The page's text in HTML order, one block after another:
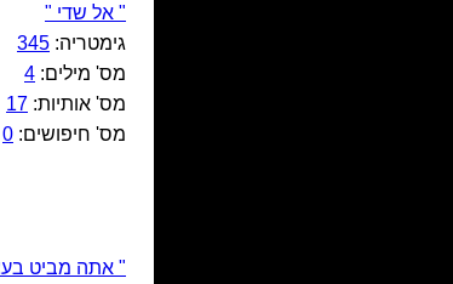
" אל שדי "
גימטריה: 345
מס' מילים: 4
מס' אותיות: 17
מס' חיפושים: 0
" אתה מביט